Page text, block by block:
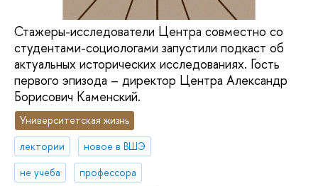
Стажеры-исследователи Центра совместно со
студентами-социологами запустили подкаст об
актуальных исторических исследованиях. Гость
первого эпизода – директор Центра Александр
Борисович Каменский.
Университетская жизнь
лектории
новое в ВШЭ
не учеба
профессора